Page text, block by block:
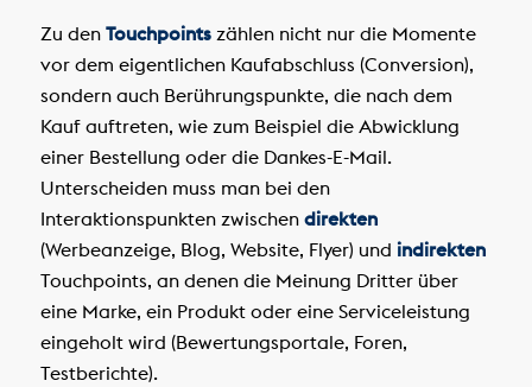
Zu den Touchpointszählen nicht nur die Momente
vor dem eigentlichen Kaufabschluss (Conversion),
sondern auch Berührungspunkte, die nach dem
Kauf auftreten, wie zum Beispiel die Abwicklung
einer Bestellung oder die Dankes-E-Mail.
Unterscheiden muss man bei den
Interaktionspunkten zwischen direkten
(Werbeanzeige, Blog, Website, Flyer) und indirekten
Touchpoints, an denen die Meinung Dritter über
eine Marke, ein Produkt oder eine Serviceleistung
eingeholt wird (Bewertungsportale, Foren,
Testberichte).